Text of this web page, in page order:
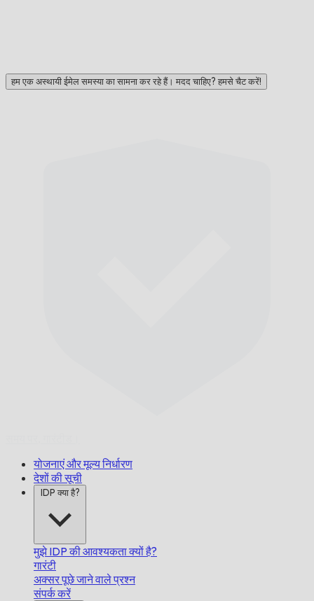
हम एक अस्थायी ईमेल समस्या का सामना कर रहे हैं। मदद चाहिए? हमसे चैट करें!
योजनाएं और मूल्य निर्धारण
देशों की सूची
IDP क्या है?
मुझे IDP की आवश्यकता क्यों है?
गारंटी
अक्सर पूछे जाने वाले प्रश्न
संपर्क करें